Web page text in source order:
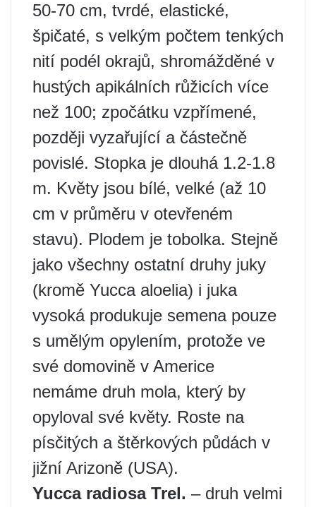
50-70 cm, tvrdé, elastické,
špičaté, s velkým počtem tenkých
nití podél okrajů, shromážděné v
hustých apikálních růžicích více
než 100; zpočátku vzpřímené,
později vyzařující a částečně
povislé. Stopka je dlouhá 1.2-1.8
m. Květy jsou bílé, velké (až 10
cm v průměru v otevřeném
stavu). Plodem je tobolka. Stejně
jako všechny ostatní druhy juky
(kromě Yucca aloelia) i juka
vysoká produkuje semena pouze
s umělým opylením, protože ve
své domovině v Americe
nemáme druh mola, který by
opyloval své květy. Roste na
písčitých a štěrkových půdách v
jižní Arizoně (USA).
Yucca radiosa Trel. – druh velmi